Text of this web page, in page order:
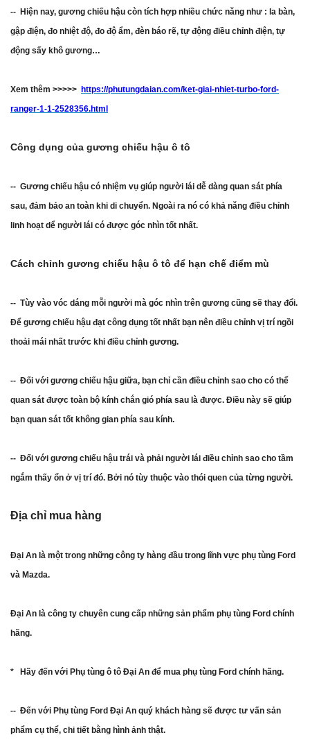
-- Hiện nay, gương chiếu hậu còn tích hợp nhiều chức năng như : la bàn,
gập điện, đo nhiệt độ, đo độ ẩm, đèn báo rẽ, tự động điều chỉnh điện, tự
động sấy khô gương…
Xem thêm >>>>> https://phutungdaian.com/ket-giai-nhiet-turbo-ford-
ranger-1-1-2528356.html
Công dụng của gương chiếu hậu ô tô
-- Gương chiếu hậu có nhiệm vụ giúp người lái dễ dàng quan sát phía
sau, đảm bảo an toàn khi di chuyển. Ngoài ra nó có khả năng điều chỉnh
linh hoạt dể người lái có được góc nhìn tốt nhất.
Cách chỉnh gương chiếu hậu ô tô để hạn chế điểm mù
-- Tùy vào vóc dáng mỗi người mà góc nhìn trên gương cũng sẽ thay đổi.
Để gương chiếu hậu đạt công dụng tốt nhất bạn nên điều chỉnh vị trí ngồi
thoải mái nhất trước khi điều chỉnh gương.
-- Đối với gương chiếu hậu giữa, bạn chỉ cần điều chỉnh sao cho có thể
quan sát được toàn bộ kính chắn gió phía sau là được. Điều này sẽ giúp
bạn quan sát tốt không gian phía sau kính.
-- Đối với gương chiếu hậu trái và phải người lái điều chỉnh sao cho tầm
ngắm thấy ổn ở vị trí đó. Bởi nó tùy thuộc vào thói quen của từng người.
Địa chỉ mua hàng
Đại An là một trong những công ty hàng đầu trong lĩnh vực phụ tùng Ford
và Mazda.
Đại An là công ty chuyên cung cấp những sản phẩm phụ tùng Ford chính
hãng.
* Hãy đến với Phụ tùng ô tô Đại An để mua phụ tùng Ford chính hãng.
-- Đến với Phụ tùng Ford Đại An quý khách hàng sẽ được tư vấn sản
phẩm cụ thể, chi tiết bằng hình ảnh thật.